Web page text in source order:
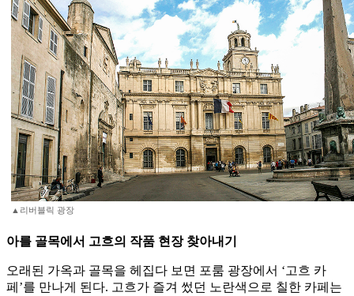
▲리버블릭 광장
아를 골목에서 고흐의 작품 현장 찾아내기
오래된 가옥과 골목을 헤집다 보면 포룸 광장에서 ‘고흐 카
페’를 만나게 된다. 고흐가 즐겨 썼던 노란색으로 칠한 카페는